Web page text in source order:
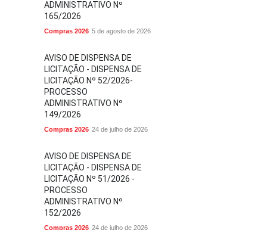
ADMINISTRATIVO Nº
165/2026
Compras 2026 5 de agosto de 2026
AVISO DE DISPENSA DE
LICITAÇÃO - DISPENSA DE
LICITAÇÃO Nº 52/2026-
PROCESSO
ADMINISTRATIVO Nº
149/2026
Compras 2026 24 de julho de 2026
AVISO DE DISPENSA DE
LICITAÇÃO - DISPENSA DE
LICITAÇÃO Nº 51/2026 -
PROCESSO
ADMINISTRATIVO Nº
152/2026
Compras 2026 24 de julho de 2026